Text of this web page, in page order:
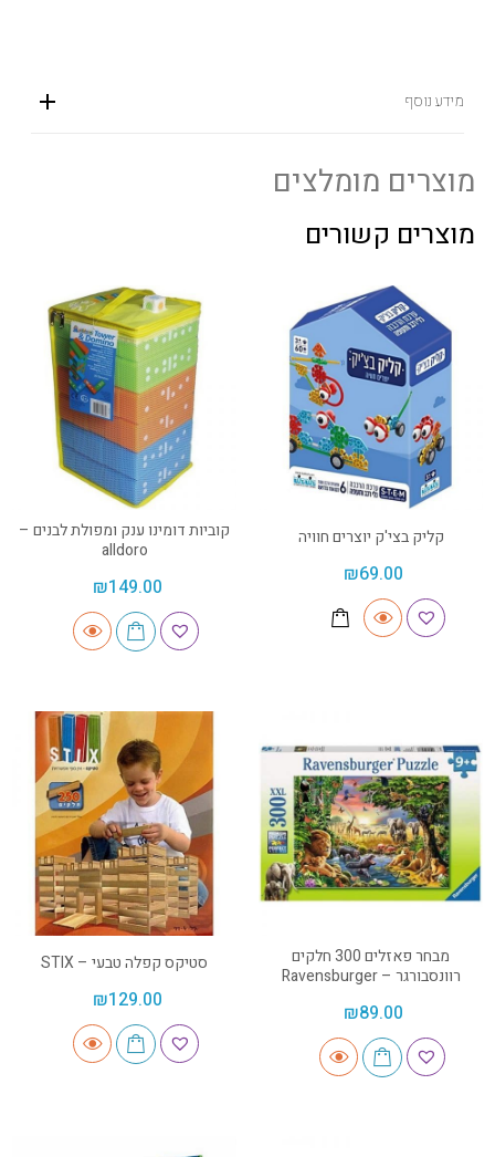
מידע נוסף
מוצרים מומלצים
מוצרים קשורים
קליק בצי'ק יוצרים חוויה
₪69.00
קוביות דומינו ענק ומפולת לבנים –
alldoro
₪149.00
מבחר פאזלים 300 חלקים
רוונסבורגר – Ravensburger
₪89.00
סטיקס קפלה טבעי – STIX
₪129.00